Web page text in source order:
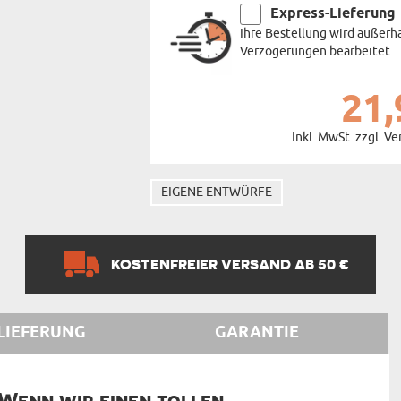
Express-Lieferung
Ihre Bestellung wird
Verzögerungen bearbeitet.
Inkl. MwSt. zzgl.
EIGENE ENTWÜRFE
KOSTENFREIER VERSAND AB 50 €
GARANTIE